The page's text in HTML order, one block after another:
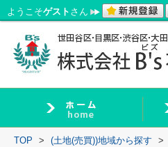
ようこそゲスト さん
TOP > (土地(売買))地域から探す >